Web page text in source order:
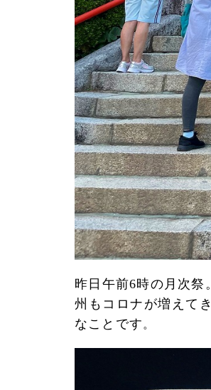
昨日午前6時の月次
州もコロナが増えて
なことです 。